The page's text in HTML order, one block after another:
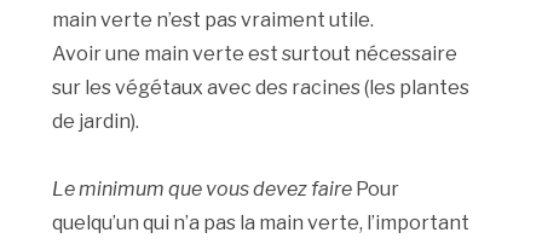
main verte n’est pas vraiment utile.
Avoir une main verte est surtout nécessaire
sur les végétaux avec des racines (les plantes
de jardin).
Le minimum que vous devez faire Pour
quelqu’un qui n’a pas la main verte, l’important